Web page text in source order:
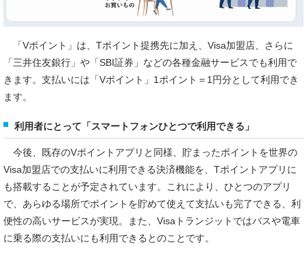
「Vポイント」は、Tポイント提携先に加え、Visa加盟店、さらに
「三井住友銀行」や「SBI証券」などの各種金融サービスでも利用で
きます。支払いには「Vポイント」1ポイント＝1円分として利用でき
ます。
利用者にとって「スマートフォンひとつで利用できる」
今後、既存のVポイントアプリと同様、貯まったポイントを世界の
Visa加盟店での支払いに利用できる決済機能を、Tポイントアプリに
も搭載することが予定されています。これにより、ひとつのアプリ
で、あらゆる場所でポイントを貯めて使えて支払いも完了できる、利
便性の高いサービスが実現。また、Visaトランジットではバスや電車
に乗る際の支払いにも利用できるとのことです。